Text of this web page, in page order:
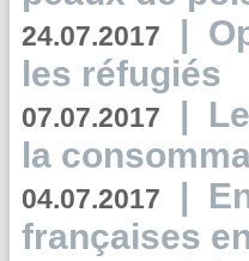
24.07.2017 |
les réfugiés
07.07.2017 |
la
04.07.2017 |
françaises